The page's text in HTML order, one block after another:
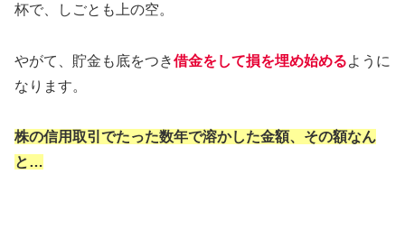
杯で、しごとも上の空。
やがて、貯金も底をつき借金をして損を埋め始めるように
なります。
株の信用取引でたった数年で溶かした金額、その額なん
と…